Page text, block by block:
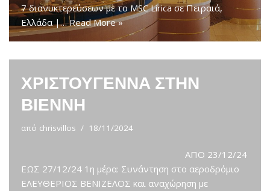
7 διανυκτερεύσεων με το MSC Lirica σε Πειραιά,
Ελλάδα |…Read More »
ΧΡΙΣΤΟΥΓΕΝΝΑ ΣΤΗΝ
ΒΙΕΝΝΗ
από chrisvillos 18/11/2024
ΑΠΟ 23/12/24
ΕΩΣ 27/12/24 1η μέρα: Συνάντηση στο αεροδρόμιο
ΕΛΕΥΘΕΡΙΟΣ ΒΕΝΙΖΕΛΟΣ και αναχώρηση με